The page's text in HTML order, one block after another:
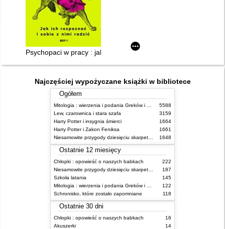
Psychopaci w pracy : jak ich rozpoznać i sobie z nimi radzić
Najczęściej wypożyczane książki w bibliotece
Ogółem
5588
Lew, czarownica i stara szafa
3159
Harry Potter i insygnia śmierci
1664
Harry Potter i Zakon Feniksa
1661
1648
Ostatnie 12 miesięcy
Chłopki : opowieść o naszych babkach
222
187
Szkoła latania
145
122
Schronisko, które zostało zapomniane
118
Ostatnie 30 dni
Chłopki : opowieść o naszych babkach
16
Akuszerki
14